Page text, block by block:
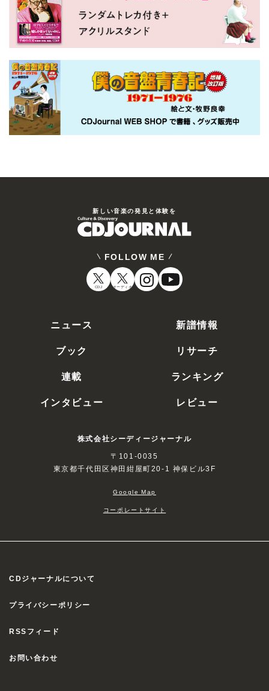
新しい⾳楽の発⾒と体験を
FOLLOW ME
CDJ オーディオ
ニュース
新譜情報
ブック
リサーチ
連載
ランキング
インタビュー
レビュー
株式会社シーディージャーナル
〒101-0035
東京都千代田区神田紺屋町20-1 神保ビル3F
Google Map
コーポレートサイト
CDジャーナルについて
プライバシーポリシー
RSSフィード
お問い合わせ